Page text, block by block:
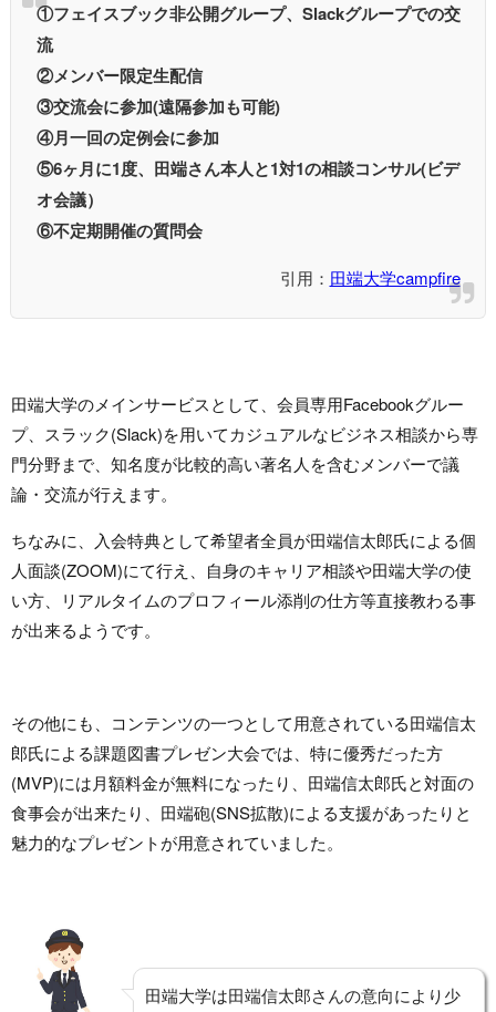
①フェイスブック非公開グループ、Slackグループでの交
流
②メンバー限定生配信
③交流会に参加(遠隔参加も可能)
④月一回の定例会に参加
⑤6ヶ月に1度、田端さん本人と1対1の相談コンサル(ビデ
オ会議）
⑥不定期開催の質問会
引用： 田端大学campfire
田端大学のメインサービスとして、会員専用Facebookグルー
プ、スラック(Slack)を用いてカジュアルなビジネス相談から専
門分野まで、知名度が比較的高い著名人を含むメンバーで議
論・交流が行えます。
ちなみに、入会特典として希望者全員が田端信太郎氏による個
人面談(ZOOM)にて行え、自身のキャリア相談や田端大学の使
い方、リアルタイムのプロフィール添削の仕方等直接教わる事
が出来るようです。
その他にも、コンテンツの一つとして用意されている田端信太
郎氏による課題図書プレゼン大会では、特に優秀だった方
(MVP)には月額料金が無料になったり、田端信太郎氏と対面の
食事会が出来たり、田端砲(SNS拡散)による支援があったりと
魅力的なプレゼントが用意されていました。
田端大学は田端信太郎さんの意向により少